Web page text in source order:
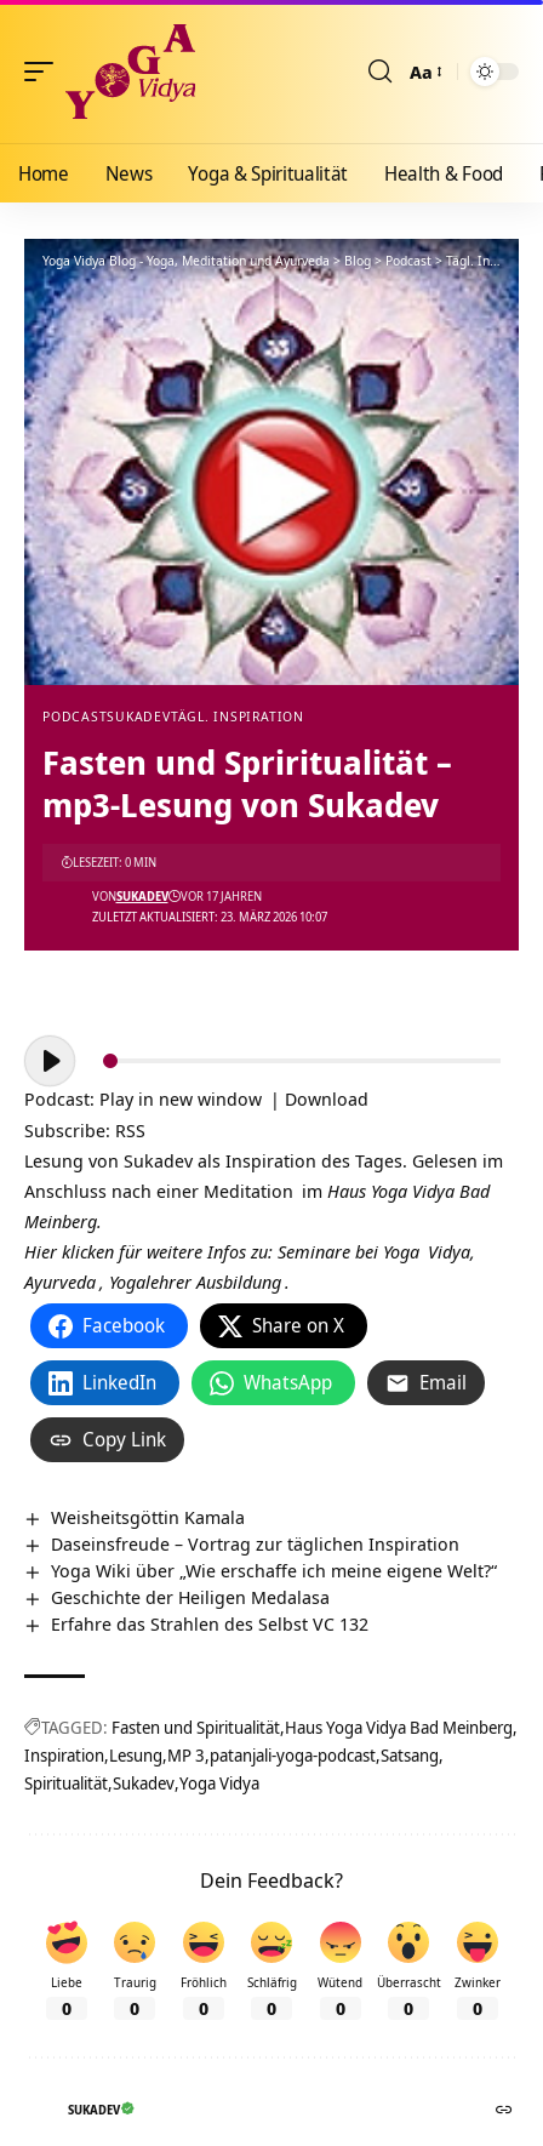
Aa
Home News Yoga & Spiritualität Health & Food
Yoga Vidya Blog - Yoga, Meditation und Ayurveda>Blog>Podcast>Tägl. Inspiration
PODCASTSUKADEVTÄGL. INSPIRATION
Fasten und Spriritualität –
mp3-Lesung von Sukadev
ZULETZT AKTUALISIERT: 23. MÄRZ 2026 10:07
VONSUKADEV VOR 17 JAHREN
LESEZEIT: 0 MIN
Audio-
Player
Podcast: Play in new window | Download
Subscribe: RSS
Lesung von Sukadev als Inspiration des Tages. Gelesen im
Anschluss nach einer Meditation im Haus Yoga Vidya Bad
Meinberg.
Hier klicken für weitere Infos zu: Seminare bei Yoga Vidya,
Ayurveda, Yogalehrer Ausbildung.
Facebook Share on X
LinkedIn WhatsApp Email
Copy Link
Weisheitsgöttin Kamala
Daseinsfreude – Vortrag zur täglichen Inspiration
Yoga Wiki über „Wie erschaffe ich meine eigene Welt?“
Geschichte der Heiligen Medalasa
Erfahre das Strahlen des Selbst VC 132
TAGGED: Fasten und Spiritualität Haus Yoga Vidya Bad Meinberg
Inspiration Lesung MP 3 patanjali-yoga-podcast Satsang
Spiritualität Sukadev Yoga Vidya
Dein Feedback?
Liebe
0
Traurig
0
Fröhlich
0
Schläfrig
0
Wütend
0
Überrascht
0
Zwinker
0
SUKADEV